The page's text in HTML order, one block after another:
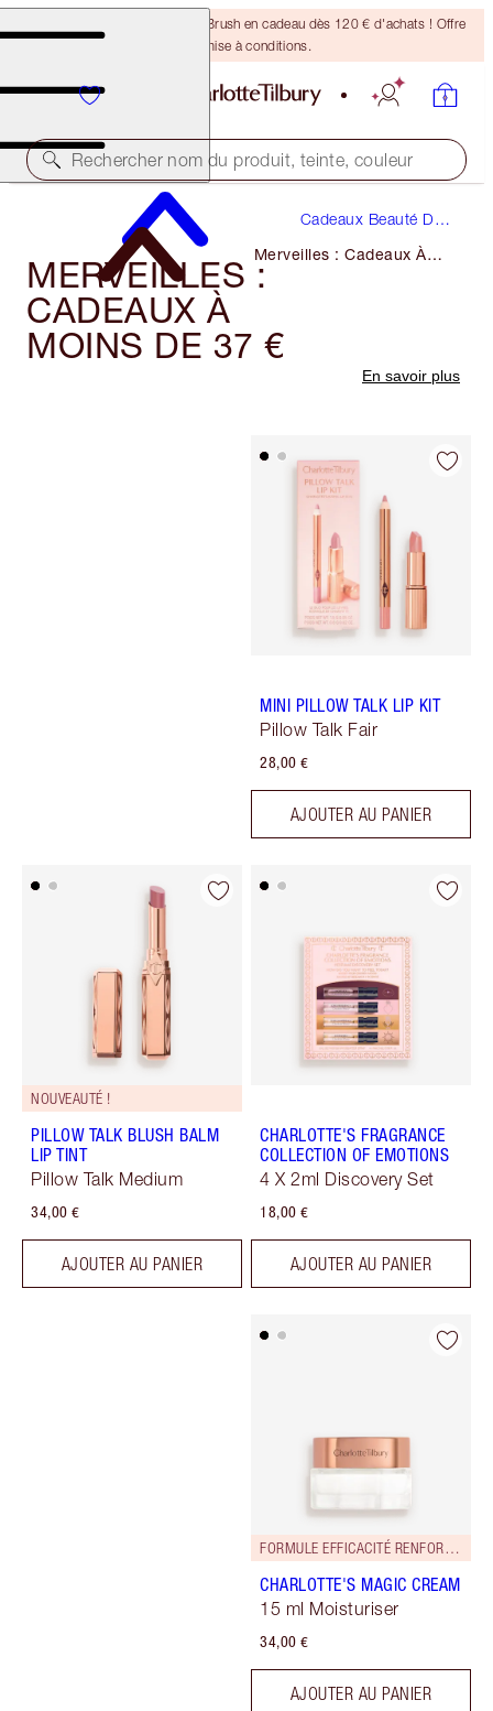
Recevez un pinceau Bronzing Brush en cadeau dès 120 € d'achats ! Offre
soumise à conditions.
Rechercher nom du produit, teinte, couleur
Cadeaux Beauté De
Merveilles : Cadeaux À
Moins De 37 €
MERVEILLES :
CADEAUX À
MOINS DE 37 €
En savoir plus
MINI PILLOW TALK LIP KIT
Pillow Talk Fair
28,00 €
AJOUTER AU PANIER
NOUVEAUTÉ !
PILLOW TALK BLUSH BALM
LIP TINT
Pillow Talk Medium
34,00 €
AJOUTER AU PANIER
CHARLOTTE'S FRAGRANCE
COLLECTION OF EMOTIONS
4 X 2ml Discovery Set
18,00 €
AJOUTER AU PANIER
FORMULE EFFICACITÉ RENFORCÉE !
CHARLOTTE'S MAGIC CREAM
15 ml Moisturiser
34,00 €
AJOUTER AU PANIER